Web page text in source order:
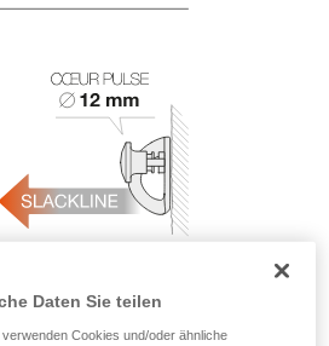
Daten Sie teilen
Cookies und/oder ähnliche